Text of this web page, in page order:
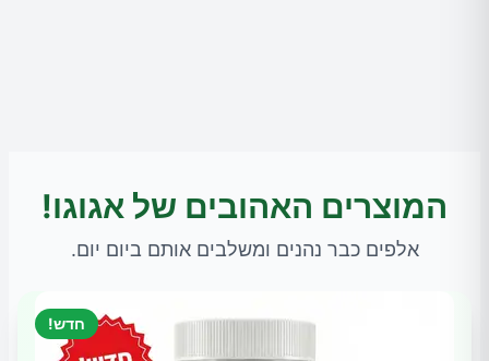
המוצרים האהובים של אגוגו!
אלפים כבר נהנים ומשלבים אותם ביום יום.
חדש!